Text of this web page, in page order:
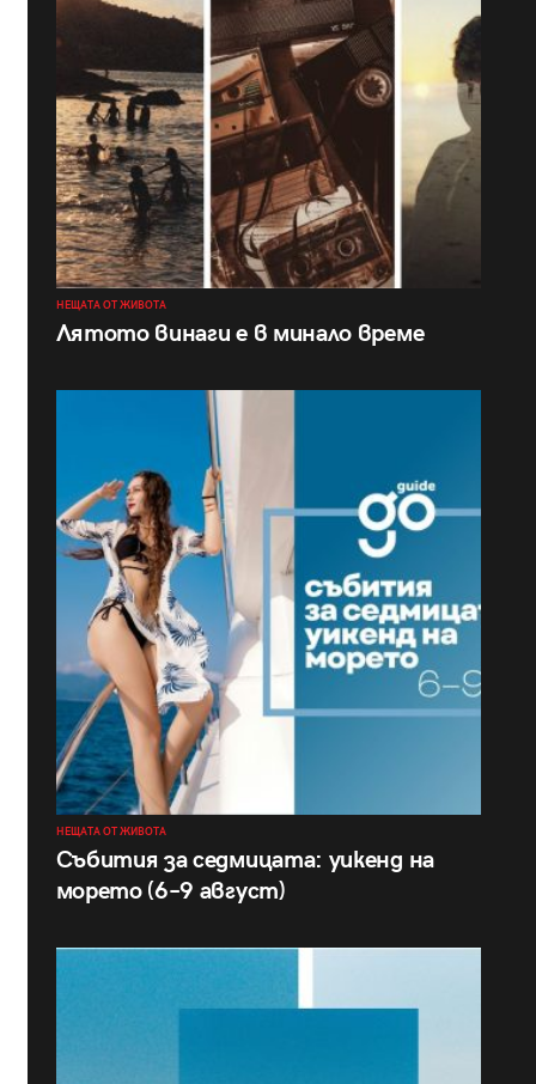
НЕЩАТА ОТ ЖИВОТА
Лятото винаги е в минало време
НЕЩАТА ОТ ЖИВОТА
Събития за седмицата: уикенд на
морето (6–9 август)